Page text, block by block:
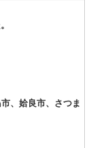
、姶良市、さつま